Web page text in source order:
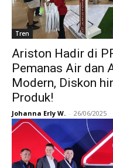
Tren
Ariston Hadir di
Pemanas Air dan
Modern, Diskon
Produk!
Johanna Erly W. - 26/06/2025